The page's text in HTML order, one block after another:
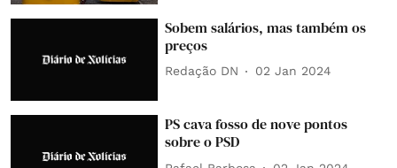
Sobem salários, mas também os
preços
Redação DN 02 Jan 2024
PS cava fosso de nove pontos
sobre o PSD